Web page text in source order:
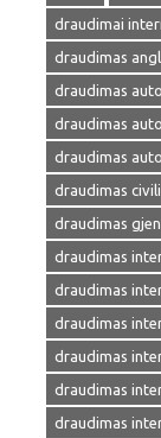
draudimai
draudimas
draudimas
draudimas
draudimas
draudimas
draudimas
draudimas
draudimas
draudimas
draudimas
draudimas
draudimas